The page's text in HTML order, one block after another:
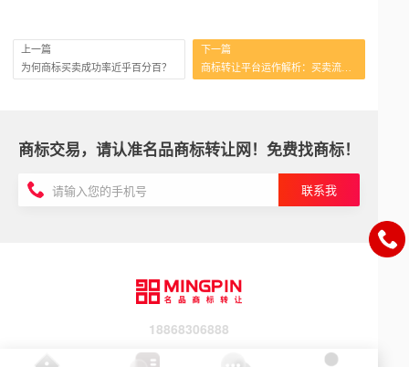
上一篇
为何商标买卖成功率近乎百分百？
下一篇
商标转让平台运作解析：买卖流程与要点
商标交易，请认准名品商标转让网！免费找商标！
联系我
18868306888